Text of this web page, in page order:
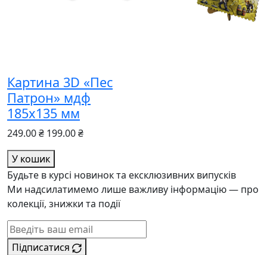
Картина 3D «Пес
Патрон» мдф
185х135 мм
249.00 ₴ 199.00 ₴
У кошик
Будьте в курсі новинок та ексклюзивних випусків
Ми надсилатимемо лише важливу інформацію — про
колекції, знижки та події
Підписатися